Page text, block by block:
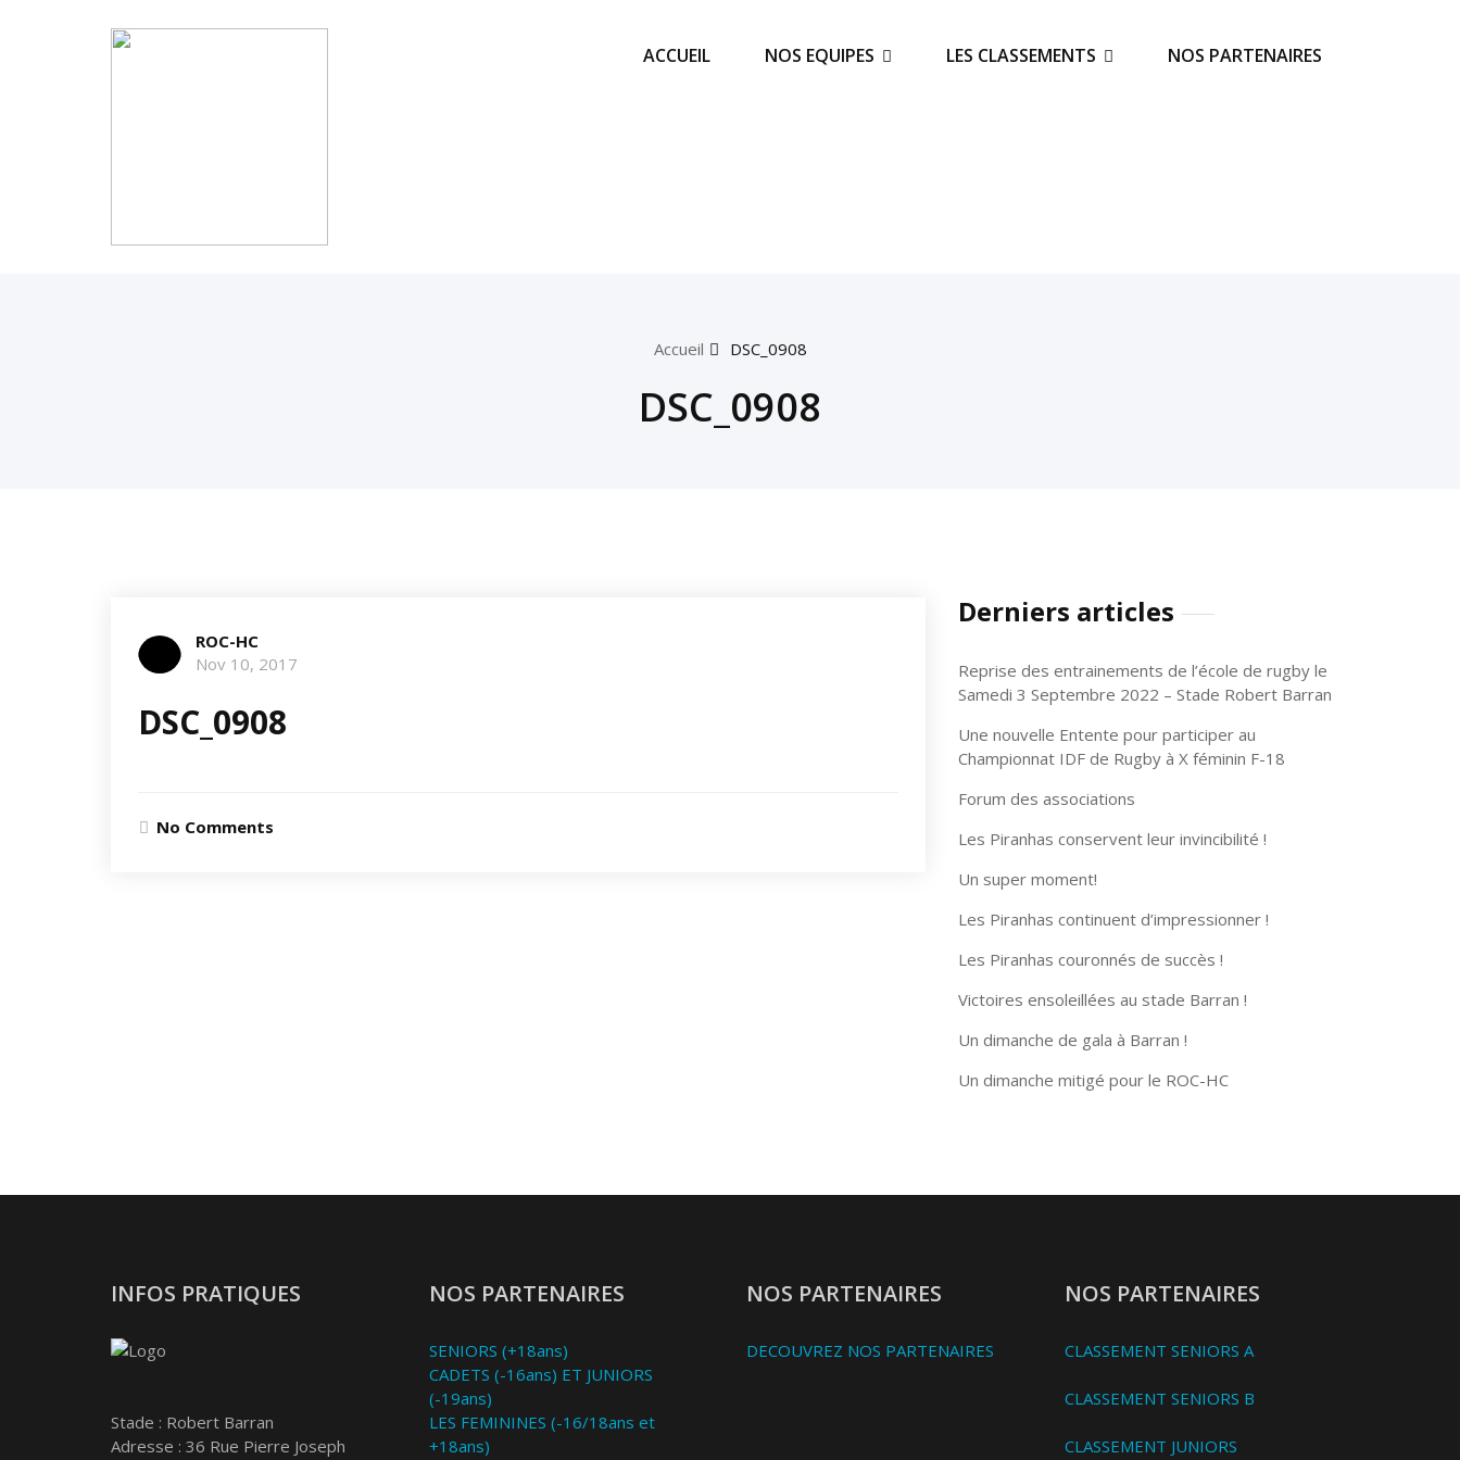
ACCUEIL NOS EQUIPES LES CLASSEMENTS NOS PARTENAIRES
Accueil DSC_0908
DSC_0908
ROC-HC
Nov 10, 2017
DSC_0908
No Comments
Derniers articles
Reprise des entrainements de l’école de rugby le
Samedi 3 Septembre 2022 – Stade Robert Barran
Une nouvelle Entente pour participer au
Championnat IDF de Rugby à X féminin F-18
Forum des associations
Les Piranhas conservent leur invincibilité !
Un super moment!
Les Piranhas continuent d’impressionner !
Les Piranhas couronnés de succès !
Victoires ensoleillées au stade Barran !
Un dimanche de gala à Barran !
Un dimanche mitigé pour le ROC-HC
INFOS PRATIQUES
Stade : Robert Barran
Adresse : 36 Rue Pierre Joseph
NOS PARTENAIRES
SENIORS (+18ans)
CADETS (-16ans) ET JUNIORS
(-19ans)
LES FEMININES (-16/18ans et
+18ans)
NOS PARTENAIRES
DECOUVREZ NOS PARTENAIRES
NOS PARTENAIRES
CLASSEMENT SENIORS A
CLASSEMENT SENIORS B
CLASSEMENT JUNIORS